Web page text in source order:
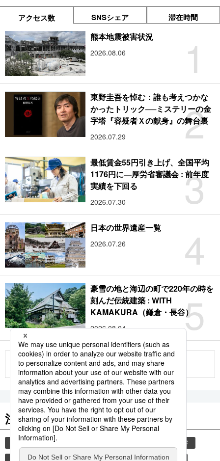
アクセス数 SNSシェア 滞在時間
1
熊本地震被害状況
2026.08.06
2
東野圭吾を悼む：誰も考えつかな
かったトリック──ミステリーの金
字塔『容疑者Ｘの献身』の舞台裏
2026.07.29
3
最低賃金55円引き上げ、全国平均
1176円に―厚労省審議会 : 前年度
実績を下回る
2026.07.30
4
日本の世界遺産一覧
2026.07.26
5
豪雪の地と海辺の町で220年の時を
刻んだ伝統建築 : WITH
KAMAKURA（鎌倉・長谷）
2026.08.04
もっと見る
注目のキーワード
共同通信ニュース
災害